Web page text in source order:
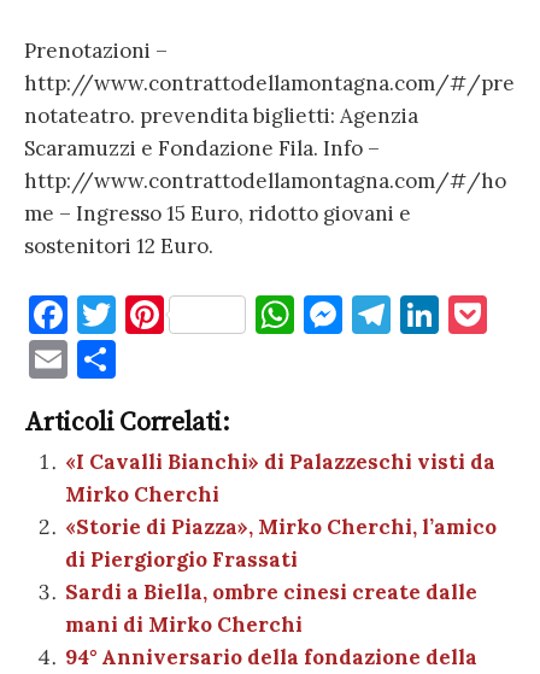
Prenotazioni –
http://www.contrattodellamontagna.com/#/pre
notateatro. prevendita biglietti: Agenzia
Scaramuzzi e Fondazione Fila. Info –
http://www.contrattodellamontagna.com/#/ho
me – Ingresso 15 Euro, ridotto giovani e
sostenitori 12 Euro.
F
a
c
e
b
o
o
k
T
te
r
Pi
es
t
W
A
p
p
M
g
er
T
a
m
Li
dI et
E
m
ai
l
n
di
vi
di
Articoli Correlati:
«I Cavalli Bianchi» di Palazzeschi visti da
Mirko Cherchi
«Storie di Piazza», Mirko Cherchi, l’amico
di Piergiorgio Frassati
Sardi a Biella, ombre cinesi create dalle
mani di Mirko Cherchi
94° Anniversario della fondazione della